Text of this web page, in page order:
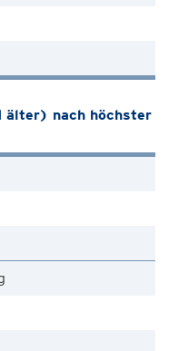
älter) nach höchster